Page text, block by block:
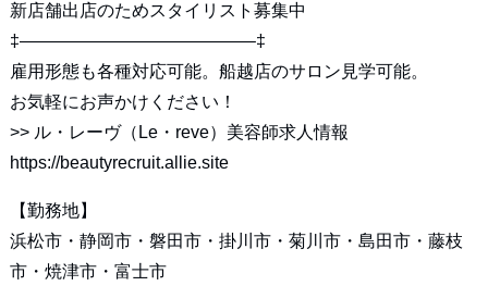
新店舗出店のためスタイリスト募集中
‡—————————————–‡
雇用形態も各種対応可能。船越店のサロン見学可能。
お気軽にお声かけください！
>> ル・レーヴ（Le・reve）美容師求人情報
https://beautyrecruit.allie.site
【勤務地】
浜松市・静岡市・磐田市・掛川市・菊川市・島田市・藤枝
市・焼津市・富士市